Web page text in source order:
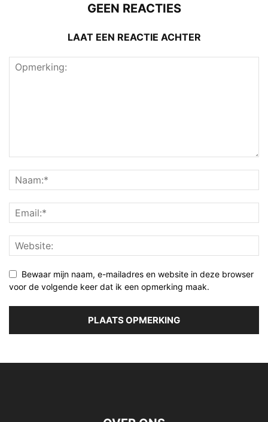
GEEN REACTIES
LAAT EEN REACTIE ACHTER
Bewaar mijn naam, e-mailadres en website in deze browser
voor de volgende keer dat ik een opmerking maak.